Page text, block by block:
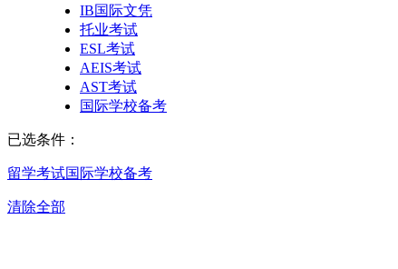
IB国际文凭
托业考试
ESL考试
AEIS考试
AST考试
国际学校备考
已选条件：
留学考试国际学校备考
清除全部